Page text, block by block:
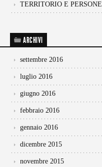
TERRITORIO E PERSONE
ARCHIVI
settembre 2016
luglio 2016
giugno 2016
febbraio 2016
gennaio 2016
dicembre 2015
novembre 2015